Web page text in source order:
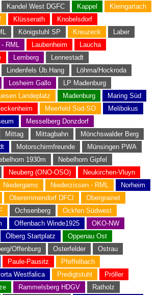
Kandel West DGFC Kappel
Kleingartach
Klüsserath
Knobelsdorf
Königstuhl SP Kreuzeck
Laber
RML Laubenheim
Laucha
Lemberg
Lennestadt
Lindenfels Üb.Hang
Löhma/Hockroda
Losheim Gallo
LP Madenburg
Landeplatz Madenburg
Maring Süd
Meerfeld Süd-SO
Melibokus
Messelberg Donzdorf
Mittag Mittagbahn
Mönchswalder Berg
Motorschirmfreunde
Münsingen PWA
1930m
Nebelhorn Gipfel
Neuberg (ONO-OSO)
Neukirchen-Vluyn
Niedergams Niederzissen - RML
Norheim
Oberemmendorf DFCI
Obergrainet
Ochsenberg
Ockfen Südwest
Offenbach Winde1925
OKO-NW
Ölberg Startplatz
Oppenau Ost
Offenburg Osterfelder
Ostrau
Paule-Pausitz
Pfeffelbach
Westfalica Predigtstuhl
Pröller
Rammelsberg HDGV Ratholz